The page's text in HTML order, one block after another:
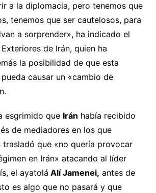
a la diplomacia, pero tenemos que
tenemos que ser cautelosos, para
a sorprender», ha indicado el
de Irán, quien ha
la posibilidad de que esta
causar un «cambio de
esgrimido que Irán había recibido
de mediadores en los que
trasladó que «no quería provocar
en Irán» atacando al líder
el ayatolá Alí Jamenei, antes de
es algo que no pasará y que